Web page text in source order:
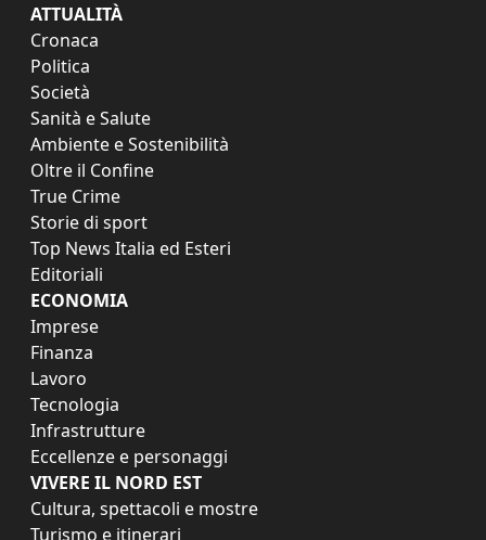
ATTUALITÀ
Cronaca
Politica
Società
Sanità e Salute
Ambiente e Sostenibilità
Oltre il Confine
True Crime
Storie di sport
Top News Italia ed Esteri
Editoriali
ECONOMIA
Imprese
Finanza
Lavoro
Tecnologia
Infrastrutture
Eccellenze e personaggi
VIVERE IL NORD EST
Cultura, spettacoli e mostre
Turismo e itinerari